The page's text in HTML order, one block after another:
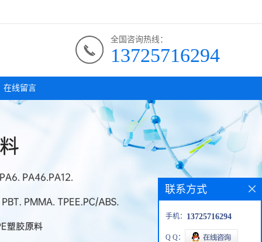
全国咨询热线：
13725716294
在线留言
联系方式
手机： 13725716294
Q Q：